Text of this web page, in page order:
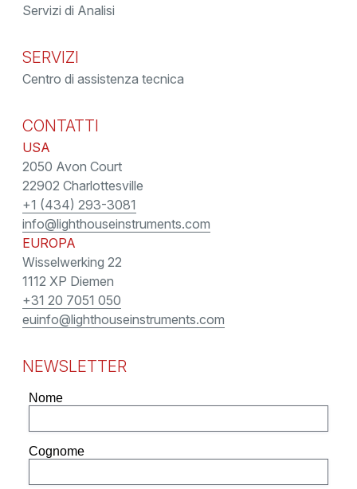
Servizi di Analisi
SERVIZI
Centro di assistenza tecnica
CONTATTI
USA
2050 Avon Court
22902 Charlottesville
+1 (434) 293-3081
info@lighthouseinstruments.com
EUROPA
Wisselwerking 22
1112 XP Diemen
+31 20 7051 050
euinfo@lighthouseinstruments.com
NEWSLETTER